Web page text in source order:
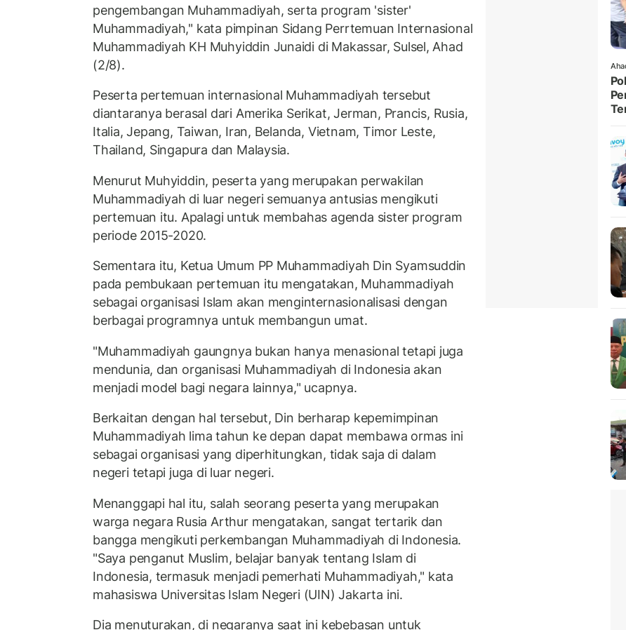
pengembangan Muhammadiyah, serta program 'sister'
Muhammadiyah," kata pimpinan Sidang Perrtemuan Internasional
Muhammadiyah KH Muhyiddin Junaidi di Makassar, Sulsel, Ahad
(2/8).
Peserta pertemuan internasional Muhammadiyah tersebut
diantaranya berasal dari Amerika Serikat, Jerman, Prancis, Rusia,
Italia, Jepang, Taiwan, Iran, Belanda, Vietnam, Timor Leste,
Thailand, Singapura dan Malaysia.
Menurut Muhyiddin, peserta yang merupakan perwakilan
Muhammadiyah di luar negeri semuanya antusias mengikuti
pertemuan itu. Apalagi untuk membahas agenda sister program
periode 2015-2020.
Sementara itu, Ketua Umum PP Muhammadiyah Din Syamsuddin
pada pembukaan pertemuan itu mengatakan, Muhammadiyah
sebagai organisasi Islam akan menginternasionalisasi dengan
berbagai programnya untuk membangun umat.
"Muhammadiyah gaungnya bukan hanya menasional tetapi juga
mendunia, dan organisasi Muhammadiyah di Indonesia akan
menjadi model bagi negara lainnya," ucapnya.
Berkaitan dengan hal tersebut, Din berharap kepemimpinan
Muhammadiyah lima tahun ke depan dapat membawa ormas ini
sebagai organisasi yang diperhitungkan, tidak saja di dalam
negeri tetapi juga di luar negeri.
Menanggapi hal itu, salah seorang peserta yang merupakan
warga negara Rusia Arthur mengatakan, sangat tertarik dan
bangga mengikuti perkembangan Muhammadiyah di Indonesia.
"Saya penganut Muslim, belajar banyak tentang Islam di
Indonesia, termasuk menjadi pemerhati Muhammadiyah," kata
mahasiswa Universitas Islam Negeri (UIN) Jakarta ini.
Dia menuturakan, di negaranya saat ini kebebasan untuk